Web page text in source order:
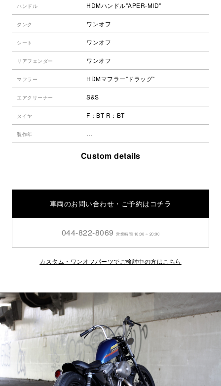
ハンドル HDMハンドル"APER-MID"
タンク ワンオフ
シート ワンオフ
リアフェンダー ワンオフ
マフラー HDMマフラー"ドラッグ"
エアクリーナー S&S
タイヤ F：BT R：BT
製作年 …
Custom details
車両のお問い合わせ・ご予約はコチラ
044-822-8069営業時間 10:00 ~ 20:00
カスタム・ワンオフパーツでご検討中の方はこちら